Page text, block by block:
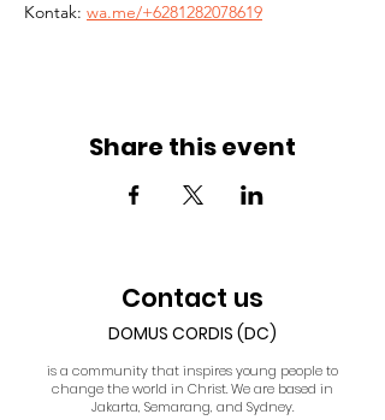
Kontak: wa.me/+6281282078619
Share this event
Contact us
DOMUS CORDIS (DC)
is a community that inspires young people to
change the world in Christ. We are based in
Jakarta, Semarang, and Sydney.